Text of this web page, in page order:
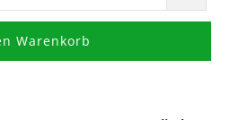
Warenkorb